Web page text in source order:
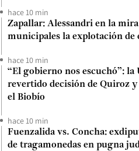
hace 10 min
Zapallar: Alessandri en la
municipales la explotación de
hace 10 min
“El gobierno nos escuchó”: la
revertido decisión de Quiroz
el Biobío
hace 10 min
Fuenzalida vs. Concha:
de tragamonedas en pugna